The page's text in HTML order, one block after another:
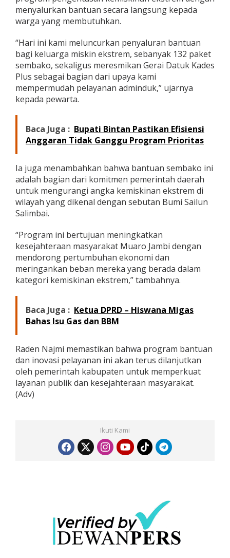
n
t
u
n
S
e
m
b
a
o
menyalurkan bantuan secara langsung kepada
warga yang membutuhkan.
“Hari ini kami meluncurkan penyaluran bantuan
bagi keluarga miskin ekstrem, sebanyak 132 paket
sembako, sekaligus meresmikan Gerai Datuk Kades
Plus sebagai bagian dari upaya kami
mempermudah pelayanan adminduk,” ujarnya
kepada pewarta.
Baca Juga : Bupati Bintan Pastikan Efisiensi
Anggaran Tidak Ganggu Program Prioritas
Ia juga menambahkan bahwa bantuan sembako ini
adalah bagian dari komitmen pemerintah daerah
untuk mengurangi angka kemiskinan ekstrem di
wilayah yang dikenal dengan sebutan Bumi Sailun
Salimbai.
“Program ini bertujuan meningkatkan
kesejahteraan masyarakat Muaro Jambi dengan
mendorong pertumbuhan ekonomi dan
meringankan beban mereka yang berada dalam
kategori kemiskinan ekstrem,” tambahnya.
Baca Juga : Ketua DPRD – Hiswana Migas
Bahas Isu Gas dan BBM
Raden Najmi memastikan bahwa program bantuan
dan inovasi pelayanan ini akan terus dilanjutkan
oleh pemerintah kabupaten untuk memperkuat
layanan publik dan kesejahteraan masyarakat.
(Adv)
Ikuti Kami